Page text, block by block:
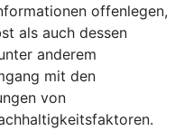
offenlegen,
als auch dessen
anderem
mit den
von